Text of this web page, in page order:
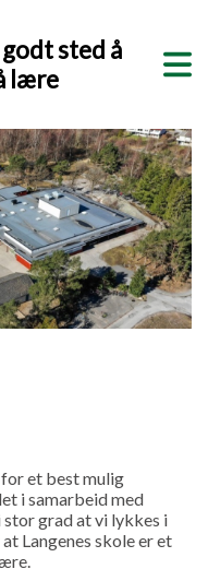
godt sted å
lære
et best mulig
i samarbeid med
stor grad at vi lykkes i
Langenes skole er et